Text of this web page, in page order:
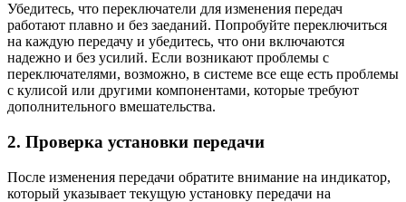
Убедитесь, что переключатели для изменения передач
работают плавно и без заеданий. Попробуйте переключиться
на каждую передачу и убедитесь, что они включаются
надежно и без усилий. Если возникают проблемы с
переключателями, возможно, в системе все еще есть проблемы
с кулисой или другими компонентами, которые требуют
дополнительного вмешательства.
2. Проверка установки передачи
После изменения передачи обратите внимание на индикатор,
который указывает текущую установку передачи на